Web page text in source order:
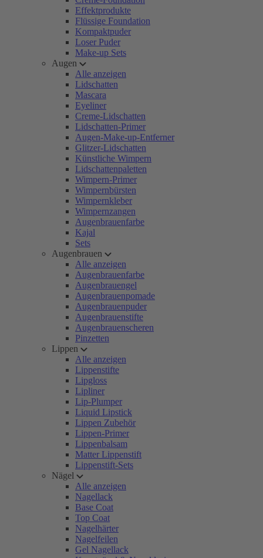
Effektprodukte
Flüssige Foundation
Kompaktpuder
Loser Puder
Make-up Sets
Augen
Alle anzeigen
Lidschatten
Mascara
Eyeliner
Creme-Lidschatten
Lidschatten-Primer
Augen-Make-up-Entferner
Glitzer-Lidschatten
Künstliche Wimpern
Lidschattenpaletten
Wimpern-Primer
Wimpernbürsten
Wimpernkleber
Wimpernzangen
Augenbrauenfarbe
Kajal
Sets
Augenbrauen
Alle anzeigen
Augenbrauenfarbe
Augenbrauengel
Augenbrauenpomade
Augenbrauenpuder
Augenbrauenstifte
Augenbrauenscheren
Pinzetten
Lippen
Alle anzeigen
Lippenstifte
Lipgloss
Lipliner
Lip-Plumper
Liquid Lipstick
Lippen Zubehör
Lippen-Primer
Lippenbalsam
Matter Lippenstift
Lippenstift-Sets
Nägel
Alle anzeigen
Nagellack
Base Coat
Top Coat
Nagelhärter
Nagelfeilen
Gel Nagellack